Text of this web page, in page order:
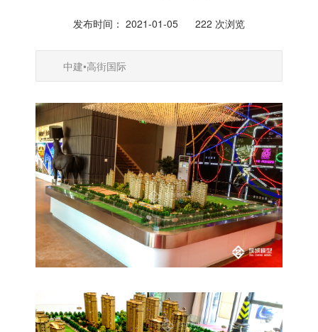
发布时间： 2021-01-05 222 次浏览
中建•高街国际